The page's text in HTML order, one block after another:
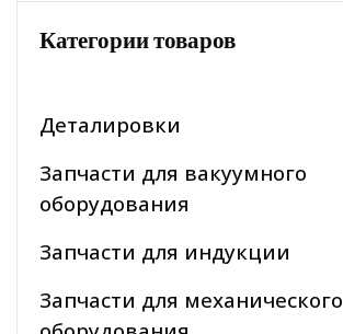
Категории товаров
Деталировки
Запчасти для вакуумного
оборудования
Запчасти для индукции
Запчасти для механического